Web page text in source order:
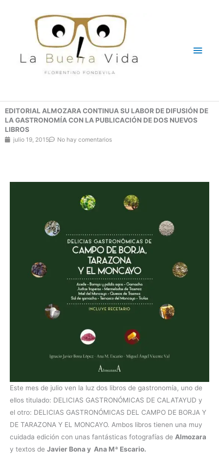
EDITORIAL ALMOZARA CONTINUA SU LABOR DE DIFUSIÓN DE
LA GASTRONOMÍA CON LA PUBLICACIÓN DE DOS NUEVOS
LIBROS
julio 19, 2015 No hay comentarios
Este mes de julio ven la luz dos libros de gastronomía, uno de
ellos titulado: DELICIAS GASTRONÓMICAS DE CALATAYUD y
el otro: DELICIAS GASTRONÓMICAS DEL CAMPO DE BORJA Y
DE TARAZONA Y EL MONCAYO. Ambos libros tienen una muy
cuidada edición con unas fantásticas fotografías de Almozara
y textos de Javier Bona y Ana Mª Escario.